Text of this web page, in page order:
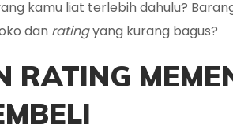
kamu liat terlebih dahulu?
dan ratingyang kurang bagus?
RATING